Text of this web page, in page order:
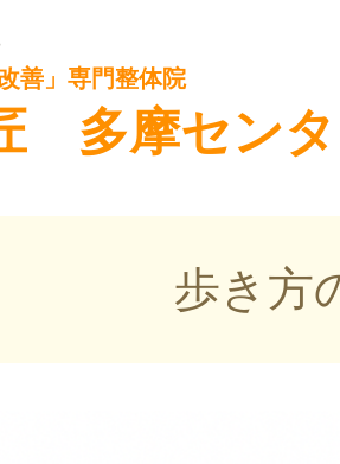
善」専門整体院
多摩セン
歩き方